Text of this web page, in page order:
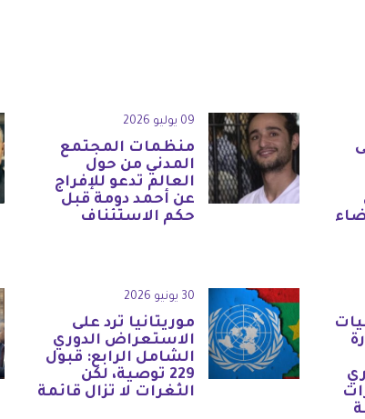
09 يوليو 2026
منظمات المجتمع
المدني من حول
العالم تدعو للإفراج
عن أحمد دومة قبل
حكم الاستئناف
30 يونيو 2026
موريتانيا ترد على
الاستعراض الدوري
الشامل الرابع: قبول
229 توصية، لكن
الثغرات لا تزال قائمة